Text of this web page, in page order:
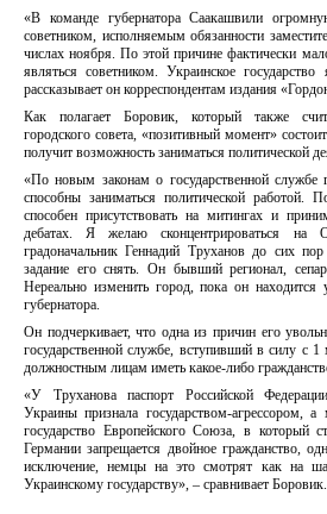
«В команде губернатора Саакашвили
советником, исполняемым обязанности
числах ноября. По этой причине фактически
являться советником. Украинское
рассказывает он корреспондентам издания
Как полагает Боровик, который также
городского совета, «позитивный момент»
получит возможность заниматься политической
«По новым законам о государственной службе
способны заниматься политической работой.
способен присутствовать на митингах и
дебатах. Я желаю сконцентрироваться на
градоначальник Геннадий Труханов до сих
задание его снять. Он бывший регионал,
Нереально изменить город, пока он находится
губернатора.
Он подчеркивает, что одна из причин его
государственной службе, вступивший в силу с 1
должностным лицам иметь какое-либо
«У Труханова паспорт Российской
Украины признала государством-агрессором,
государство Европейского Союза, в который
Германии запрещается двойное гражданство,
исключение, немцы на это смотрят как на
Украинскому государству», – сравнивает Боровик.